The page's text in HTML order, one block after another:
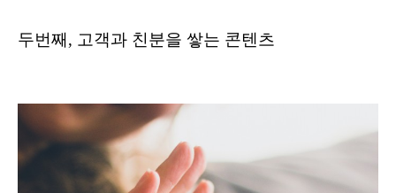
두번째, 고객과 친분을 쌓는 콘텐츠